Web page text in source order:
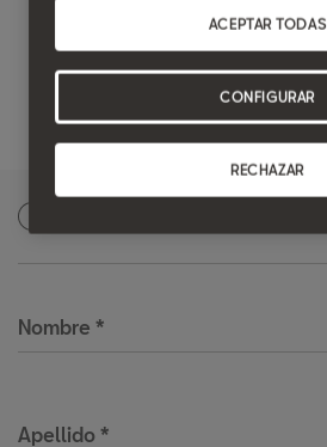
Rueda Repuesto
Techo interior en negro
Nombre *
Apellido *
RECHAZAR
ACEPTAR TODAS
CONFIGURAR